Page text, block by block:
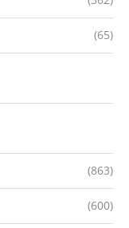
(65)
(863)
(600)